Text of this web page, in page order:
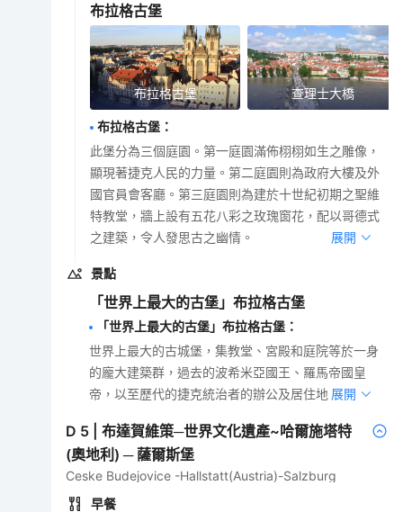
布拉格古堡
布拉格古堡 查理士大橋
布拉格古堡 ：
此堡分為三個庭園。第一庭園滿佈栩栩如生之雕像，
顯現著捷克人民的力量。第二庭園則為政府大樓及外
國官員會客廳。第三庭園則為建於十世紀初期之聖維
特教堂，牆上設有五花八彩之玫瑰窗花，配以哥德式
之建築，令人發思古之幽情。
展開
景點
「世界上最大的古堡」布拉格古堡
「世界上最大的古堡」布拉格古堡 ：
世界上最大的古城堡，集教堂、宮殿和庭院等於一身
的龐大建築群，過去的波希米亞國王、羅馬帝國皇
帝，以至歷代的捷克統治者的辦公及居住地。展開
D 5 |布達賀維策─世界文化遺產~哈爾施塔特
(奧地利) ─ 薩爾斯堡
Ceske Budejovice -Hallstatt(Austria)-Salzburg
早餐